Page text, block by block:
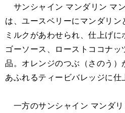
サンシャイン マンダリン マ
は、ユースベリーにマンダリ
ミルクがあわせられ、仕上げ
ゴーソース、ローストココナ
品。オレンジのつぶ（さのう
あふれるティービバレッジに仕
一方のサンシャイン マンダ